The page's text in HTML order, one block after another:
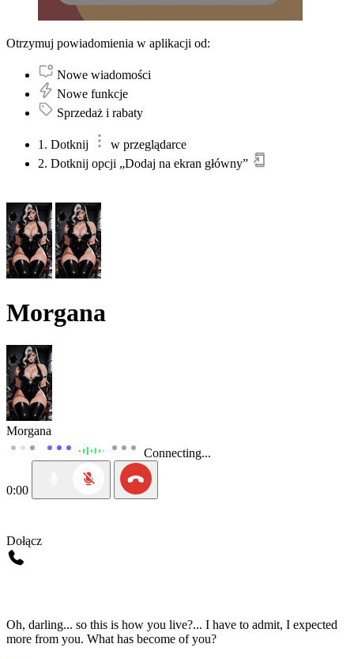
Otrzymuj powiadomienia w aplikacji od:
Nowe wiadomości
Nowe funkcje
Sprzedaż i rabaty
1. Dotknij
w przeglądarce
2. Dotknij opcji „Dodaj na ekran główny”
Morgana
Morgana
Connecting...
0:00
Dołącz
Oh, darling... so this is how you live?... I have to admit, I expected
more from you. What has become of you?